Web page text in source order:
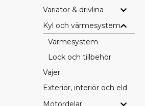
Variator & drivlina
Kyl och värmesystem
Värmesystem
Lock och tillbehör
Vajer
Exteriör, interiör och eldetaljer
Motordelar